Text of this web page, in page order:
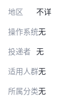
地区 不详
操作系统无
投递者 无
适用人群无
所属分类无